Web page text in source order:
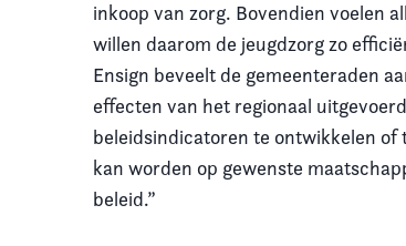
inkoop van zorg. Bovendien voelen
willen daarom de jeugdzorg zo
Ensign beveelt de gemeenteraden
effecten van het regionaal
beleidsindicatoren te ontwikkelen of
kan worden op gewenste
beleid.”